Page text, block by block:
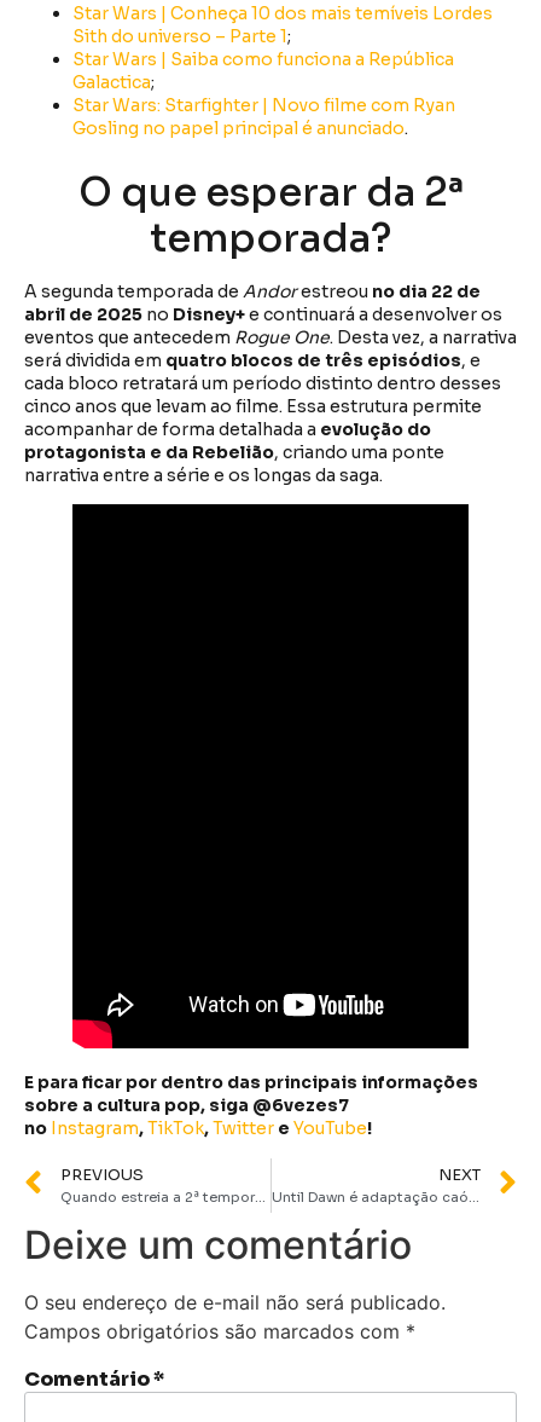
Star Wars | Conheça 10 dos mais temíveis Lordes
Sith do universo – Parte 1;
Star Wars | Saiba como funciona a República
Galactica;
Star Wars: Starfighter | Novo filme com Ryan
Gosling no papel principal é anunciado.
O que esperar da 2ª
temporada?
A segunda temporada de Andorestreou no dia 22 de
abril de 2025 no Disney+e continuará a desenvolver os
eventos que antecedem Rogue One. Desta vez, a narrativa
será dividida em quatro blocos de três episódios, e
cada bloco retratará um período distinto dentro desses
cinco anos que levam ao filme. Essa estrutura permite
acompanhar de forma detalhada a evolução do
protagonista e da Rebelião, criando uma ponte
narrativa entre a série e os longas da saga.
E para ficar por dentro das principais informações
sobre a cultura pop, siga @6vezes7
no Instagram,TikTok,Twitter e YouTube!
PREVIOUS
Quando estreia a 2ª temporada de Wandinha? Netflix confirma retorno em duas partes
NEXT
Deixe um comentário
O seu endereço de e-mail não será publicado.
Campos obrigatórios são marcados com *
Comentário*